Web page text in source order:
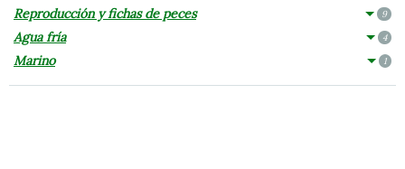
Reproducción y fichas de peces 9
Agua fría 4
Marino 1